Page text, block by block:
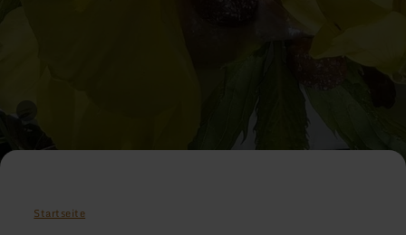
Startseite